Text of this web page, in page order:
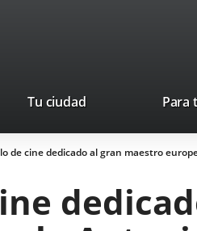
Tu ciudad Para
de cine dedicado al gran maestro